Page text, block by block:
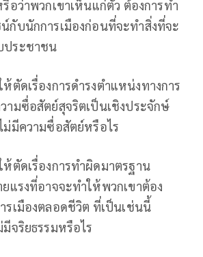
อว่าพวกเขาเห็นแก่ตัว ต้องการทำ
กับนักการเมืองก่อนที่จะทำสิ่งที่จะ
ประชาชน
ห้ตัดเรื่องการดำรงตำแหน่งทางการ
ามซื่อสัตย์สุจริตเป็นเชิงประจักษ์
ม่มีความซื่อสัตย์หรือไร
ห้ตัดเรื่องการทำผิดมาตรฐาน
ยแรงที่อาจจะทำให้พวกเขาต้อง
รเมืองตลอดชีวิต ที่เป็นเช่นนี้
มีจริยธรรมหรือไร